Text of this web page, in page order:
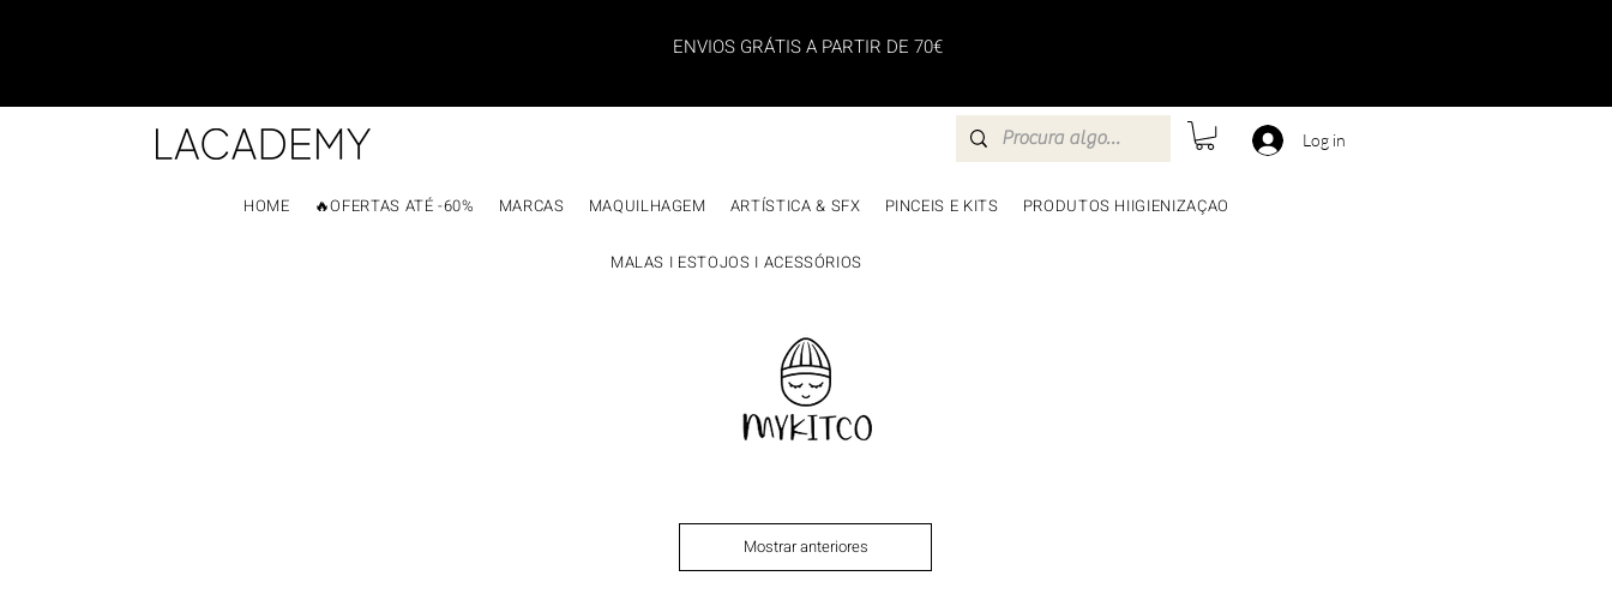
ENVIOS GRÁTIS A PARTIR DE 70€
Log in
HOME 🔥OFERTAS ATÉ -60% MARCAS MAQUILHAGEM ARTÍSTICA & SFX PINCEIS E KITS PRODUTOS HIIGIENIZAÇAO
MALAS I ESTOJOS I ACESSÓRIOS
Mostrar anteriores